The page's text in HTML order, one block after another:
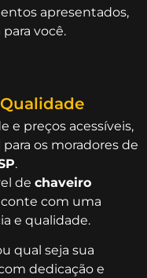
apresentados,
você.
e preços acessíveis,
os moradores de
.
de chaveiro
conte com uma
e qualidade.
qual seja sua
dedicação e